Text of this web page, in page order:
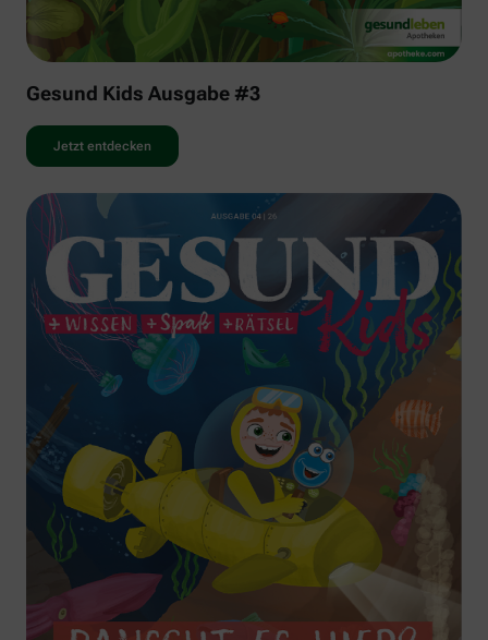
Gesund Kids Ausgabe #3
Jetzt entdecken